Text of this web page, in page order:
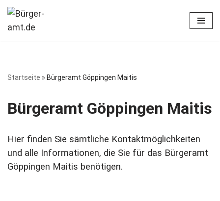
Zum
Startseite » Bürgeramt Göppingen Maitis
Bürgeramt Göppingen Maitis
Hier finden Sie sämtliche Kontaktmöglichkeiten
und alle Informationen, die Sie für das Bürgeramt
Göppingen Maitis benötigen.